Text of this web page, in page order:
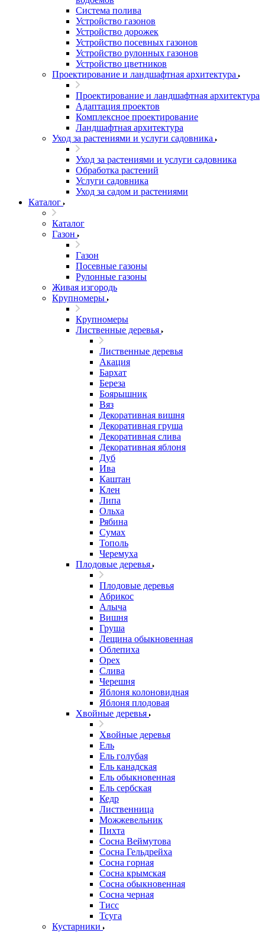
Система полива
Устройство газонов
Устройство дорожек
Устройство посевных газонов
Устройство рулонных газонов
Устройство цветников
Проектирование и ландшафтная архитектура
Проектирование и ландшафтная архитектура
Адаптация проектов
Комплексное проектирование
Ландшафтная архитектура
Уход за растениями и услуги садовника
Уход за растениями и услуги садовника
Обработка растений
Услуги садовника
Уход за садом и растениями
Каталог
Каталог
Газон
Газон
Посевные газоны
Рулонные газоны
Живая изгородь
Крупномеры
Крупномеры
Лиственные деревья
Лиственные деревья
Акация
Бархат
Береза
Боярышник
Вяз
Декоративная вишня
Декоративная груша
Декоративная слива
Декоративная яблоня
Дуб
Ива
Каштан
Клен
Липа
Ольха
Рябина
Сумах
Тополь
Черемуха
Плодовые деревья
Плодовые деревья
Абрикос
Алыча
Вишня
Груша
Лещина обыкновенная
Облепиха
Орех
Слива
Черешня
Яблоня колоновидная
Яблоня плодовая
Хвойные деревья
Хвойные деревья
Ель
Ель голубая
Ель канадская
Ель обыкновенная
Ель сербская
Кедр
Лиственница
Можжевельник
Пихта
Сосна Веймутова
Сосна Гельдрейха
Сосна горная
Сосна крымская
Сосна обыкновенная
Сосна черная
Тисс
Тсуга
Кустарники